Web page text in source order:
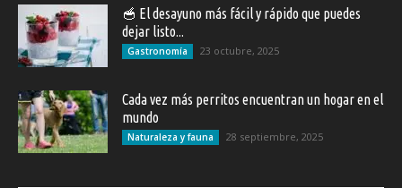
🥣 El desayuno más fácil y rápido que puedes
dejar listo...
Gastronomía 23 octubre, 2025
Cada vez más perritos encuentran un hogar en el
mundo
Naturaleza y fauna 28 septiembre, 2025